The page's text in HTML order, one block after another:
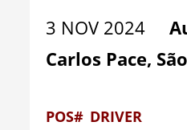
3 NOV 2024
Carlos Pace,
POS# DRIVER